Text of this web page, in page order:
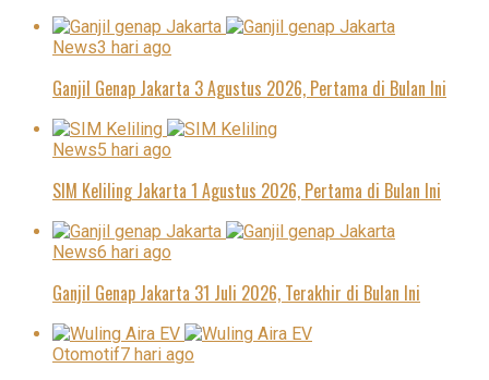
News3 hari ago
Ganjil Genap Jakarta 3 Agustus 2026, Pertama di Bulan Ini
News5 hari ago
SIM Keliling Jakarta 1 Agustus 2026, Pertama di Bulan Ini
News6 hari ago
Ganjil Genap Jakarta 31 Juli 2026, Terakhir di Bulan Ini
Otomotif7 hari ago